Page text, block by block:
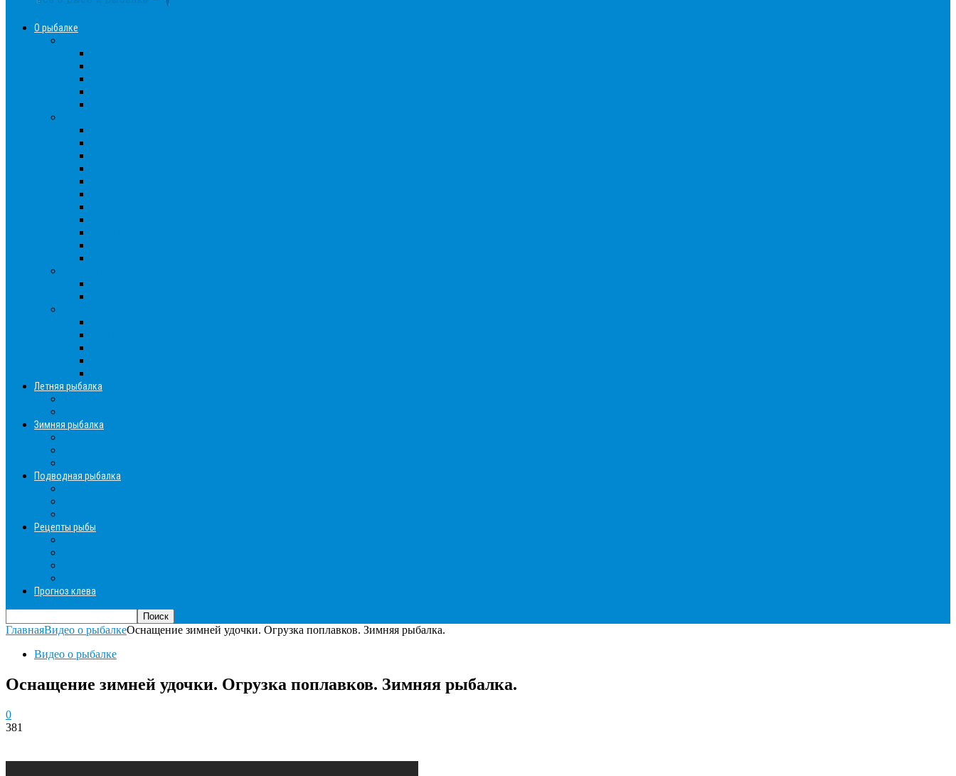
О рыбалке
Летняя рыбалка
Зимняя рыбалка
Подводная рыбалка
Рецепты рыбы
Прогноз клева
ГлавнаяВидео о рыбалкеОснащение зимней удочки. Огрузка поплавков. Зимняя рыбалка.
Видео о рыбалке
Оснащение зимней удочки. Огрузка поплавков. Зимняя рыбалка.
0
381